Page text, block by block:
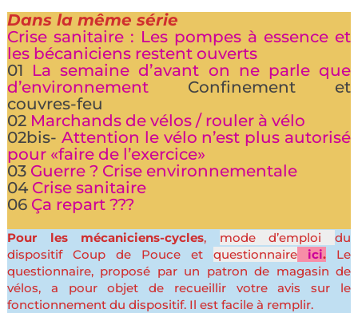
Dans la même série
Crise sanitaire : Les pompes à essence et
les bécaniciens restent ouverts
01 La semaine d’avant on ne parle que
d’environnementConfinement et
couvres-feu
02 Marchands de vélos / rouler à vélo
02bis- Attention le vélo n’est plus autorisé
pour «faire de l’exercice»
03 Guerre ? Crise environnementale
04 Crise sanitaire
06 Ça repart ???
Pour les mécaniciens-cycles, mode d’emploidu
dispositif Coup de Pouce etquestionnaire ici. Le
questionnaire, proposé par un patron de magasin de
vélos, a pour objet de recueillir votre avis sur le
fonctionnement du dispositif. Il est facile à remplir.